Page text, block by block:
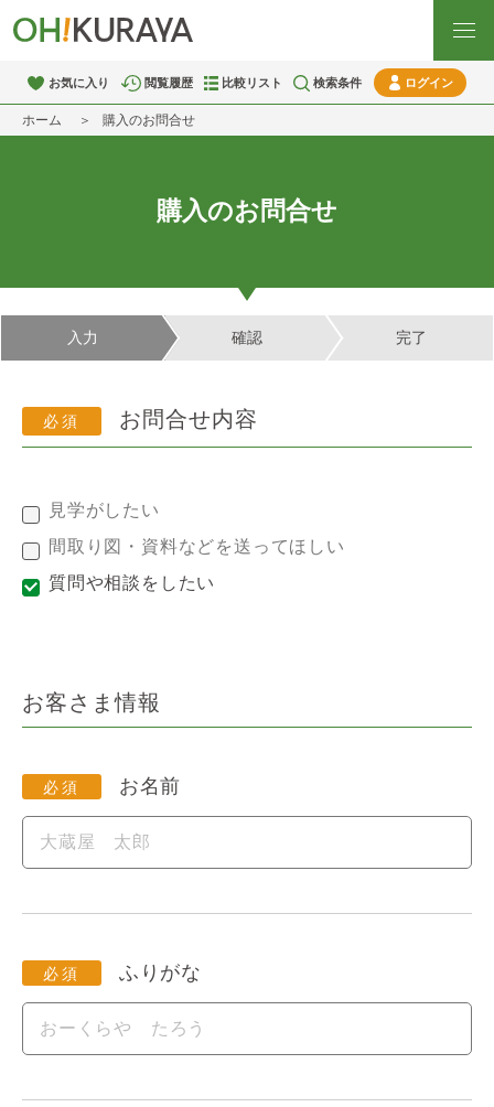
お気に入り 閲覧履歴 比較リスト 検索条件 ログイン
ホーム 購入のお問合せ
購入のお問合せ
入力 確認 完了
お問合せ内容
見学がしたい
間取り図・資料などを送ってほしい
質問や相談をしたい
お客さま情報
お名前
ふりがな